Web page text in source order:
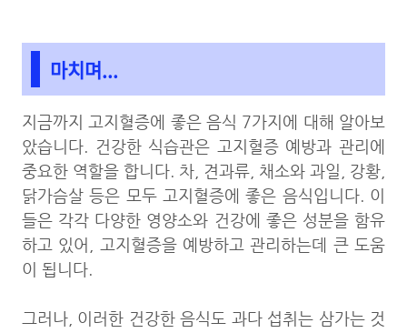
마치며...
지금까지 고지혈증에 좋은 음식 7가지에 대해 알아보
았습니다. 건강한 식습관은 고지혈증 예방과 관리에
중요한 역할을 합니다. 차, 견과류, 채소와 과일, 강황,
닭가슴살 등은 모두 고지혈증에 좋은 음식입니다. 이
들은 각각 다양한 영양소와 건강에 좋은 성분을 함유
하고 있어, 고지혈증을 예방하고 관리하는데 큰 도움
이 됩니다.
그러나, 이러한 건강한 음식도 과다 섭취는 삼가는 것